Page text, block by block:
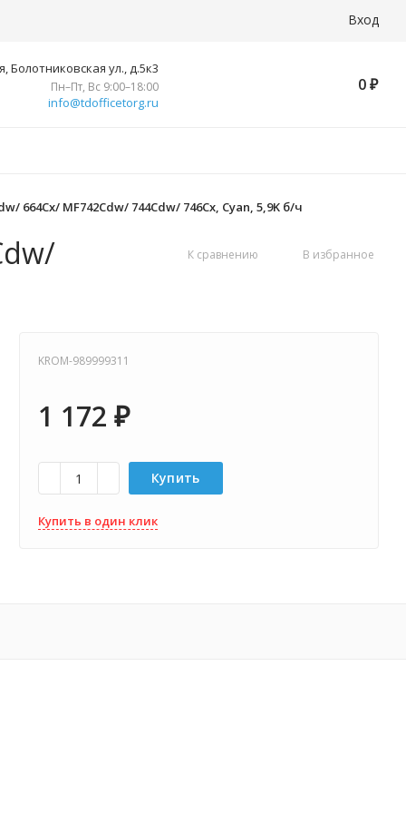
Вход
Болотниковская ул., д.5к3
Пн–Пт, Вс 9:00–18:00
info@tdofficetorg.ru
0 ₽
664Cx/ MF742Cdw/ 744Cdw/ 746Cx, Cyan, 5,9K б/ч
К сравнению В избранное
KROM-989999311
1 172 ₽
Купить
Купить в один клик